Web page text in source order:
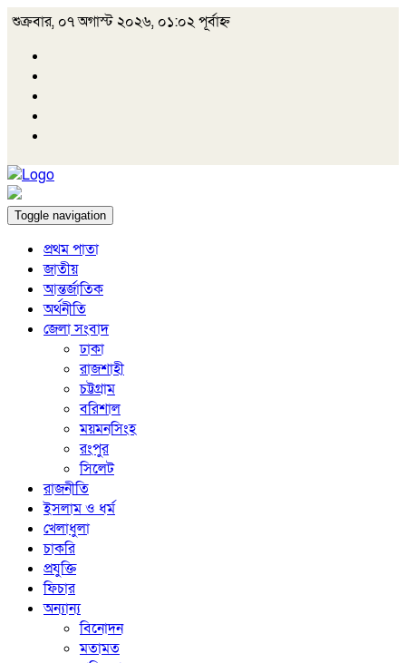
শুক্রবার, ০৭ অগাস্ট ২০২৬, ০১:০২ পূর্বাহ্ন
Toggle navigation
প্রথম পাতা
জাতীয়
আন্তর্জাতিক
অর্থনীতি
জেলা সংবাদ
ঢাকা
রাজশাহী
চট্টগ্রাম
বরিশাল
ময়মনসিংহ
রংপুর
সিলেট
রাজনীতি
ইসলাম ও ধর্ম
খেলাধুলা
চাকরি
প্রযুক্তি
ফিচার
অন্যান্য
বিনোদন
মতামত